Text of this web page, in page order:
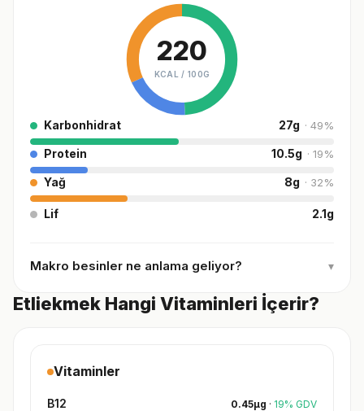
220
KCAL / 100G
Karbonhidrat 27g · 49%
Protein 10.5g · 19%
Yağ 8g · 32%
Lif 2.1g
Makro besinler ne anlama geliyor? ▾
Etliekmek Hangi Vitaminleri İçerir?
Vitaminler
B12 0.45µg · 19% GDV